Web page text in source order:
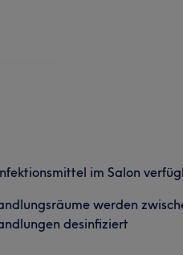
im Salon
werden
desinfiziert